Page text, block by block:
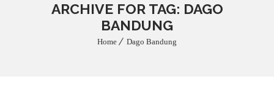
ARCHIVE FOR TAG: DAGO
BANDUNG
Home Dago Bandung